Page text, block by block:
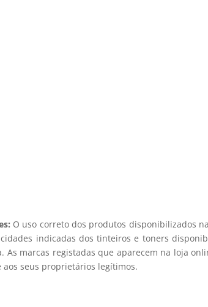
O uso correto dos produtos disponibilizados
indicadas dos tinteiros e toners
As marcas registadas que aparecem na loja
seus proprietários legítimos.